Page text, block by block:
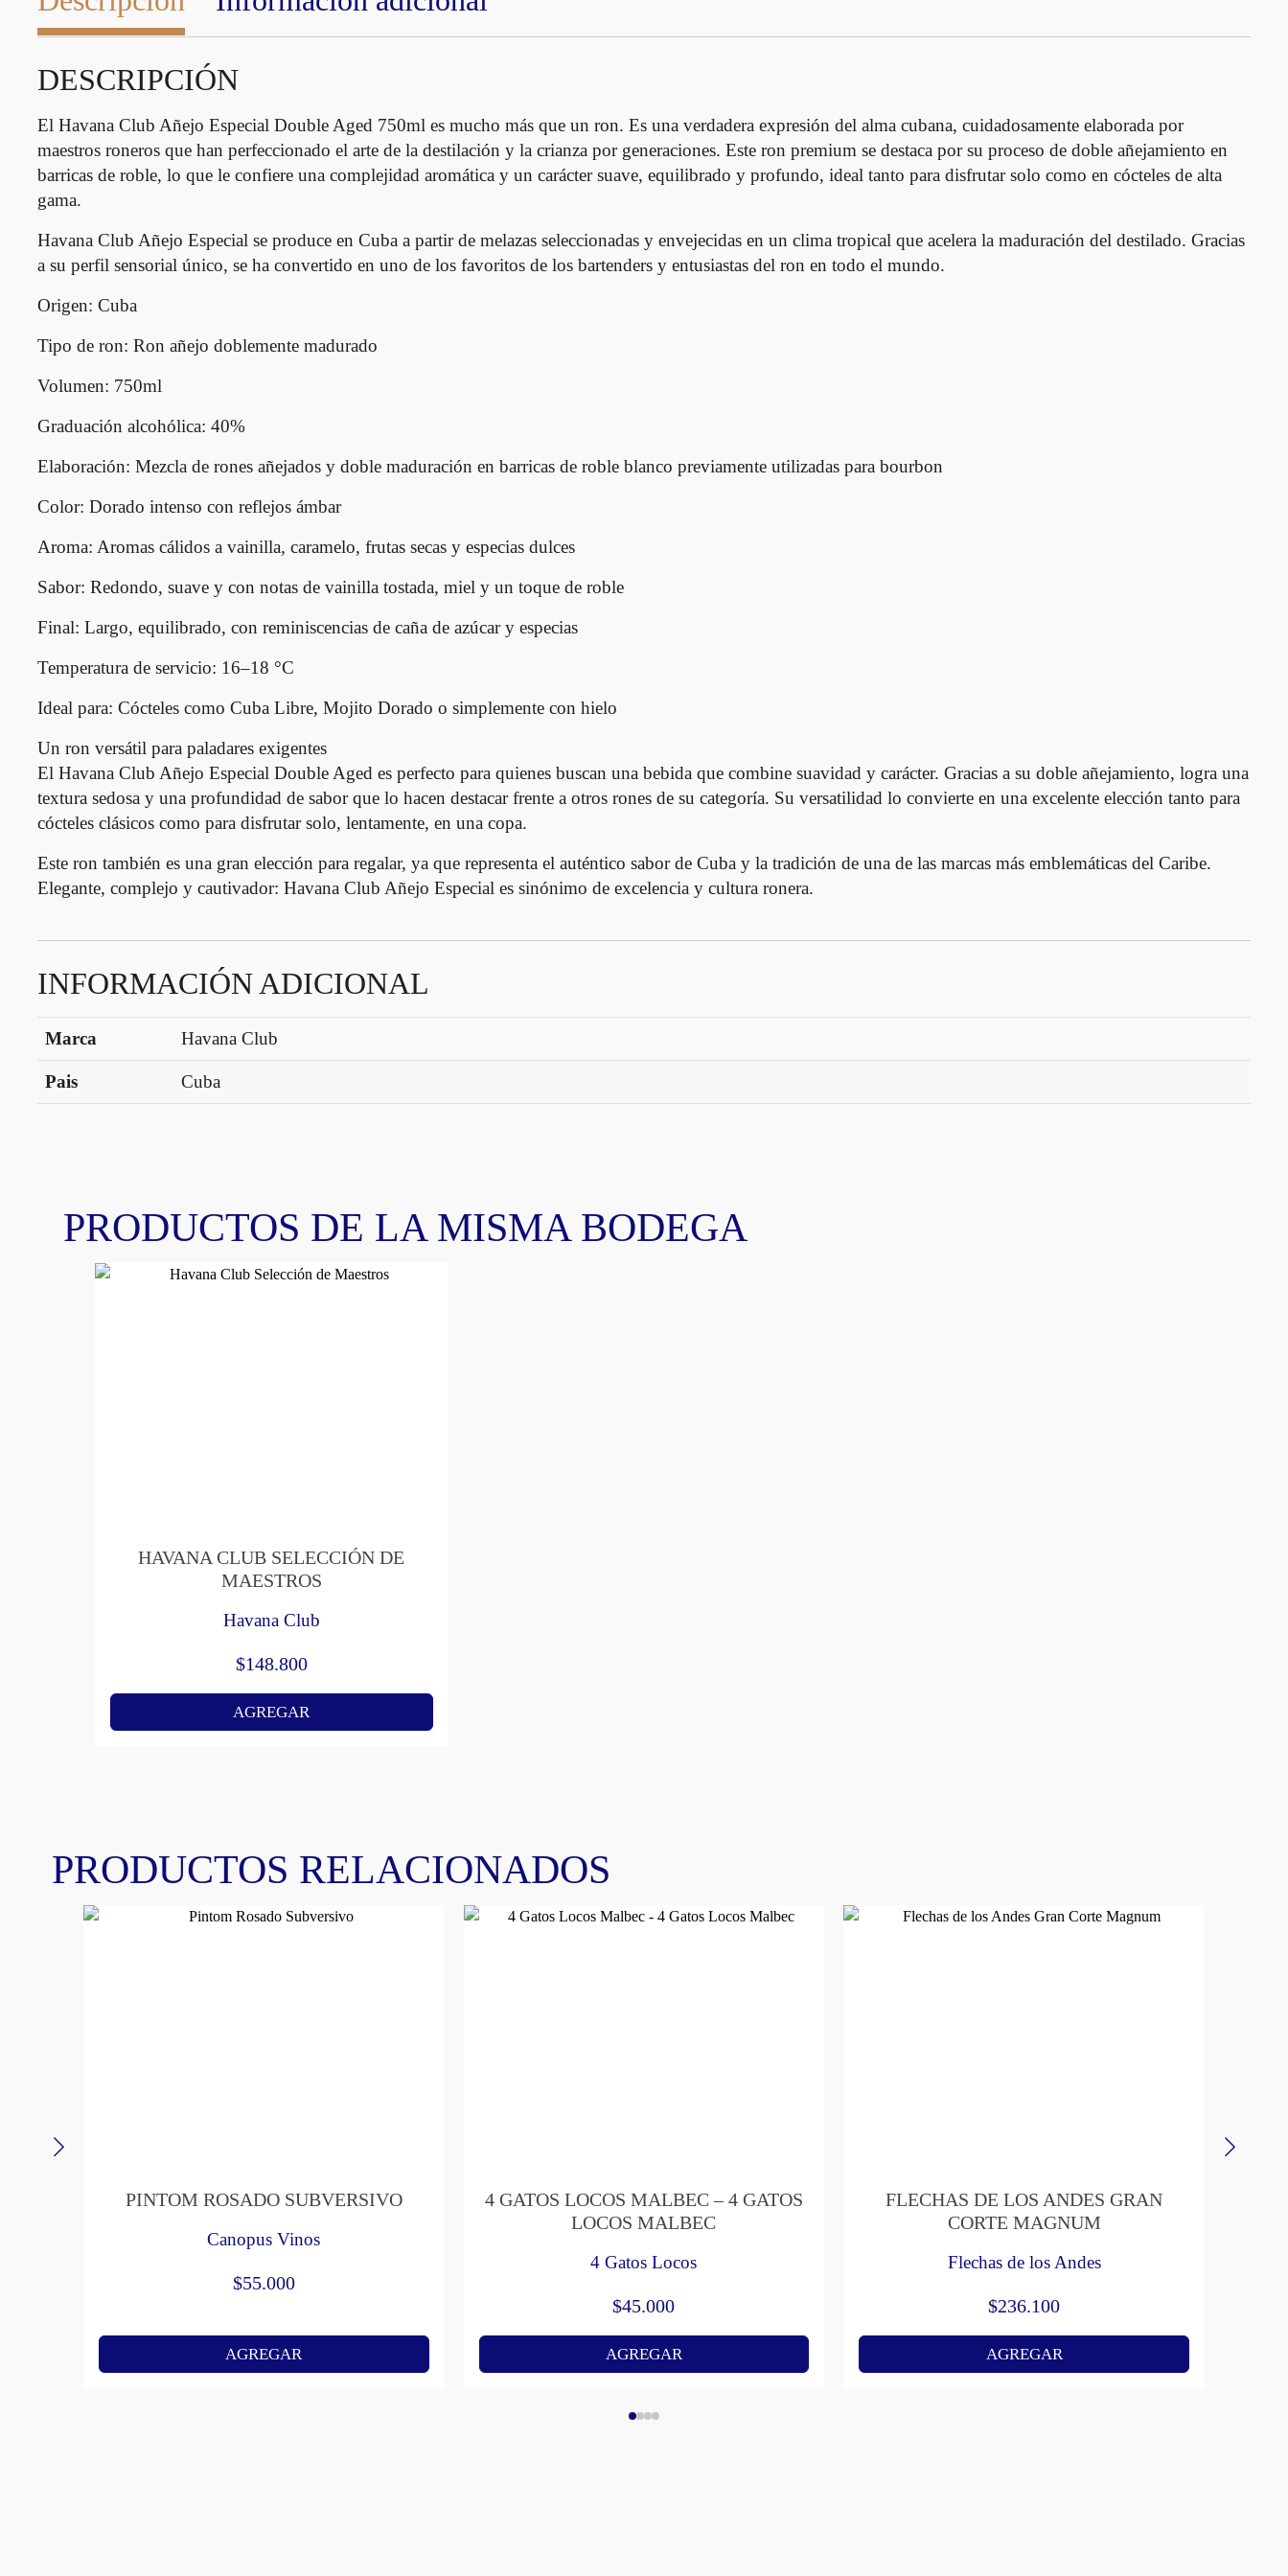
e
l
c
a
i
d
DESCRIPCIÓN
El Havana Club Añejo Especial Double Aged 750ml es mucho más que un ron. Es una verdadera expresión del alma cubana, cuidadosamente elaborada por
maestros roneros que han perfeccionado el arte de la destilación y la crianza por generaciones. Este ron premium se destaca por su proceso de doble añejamiento en
barricas de roble, lo que le confiere una complejidad aromática y un carácter suave, equilibrado y profundo, ideal tanto para disfrutar solo como en cócteles de alta
gama.
Havana Club Añejo Especial se produce en Cuba a partir de melazas seleccionadas y envejecidas en un clima tropical que acelera la maduración del destilado. Gracias
a su perfil sensorial único, se ha convertido en uno de los favoritos de los bartenders y entusiastas del ron en todo el mundo.
Origen: Cuba
Tipo de ron: Ron añejo doblemente madurado
Volumen: 750ml
Graduación alcohólica: 40%
Elaboración: Mezcla de rones añejados y doble maduración en barricas de roble blanco previamente utilizadas para bourbon
Color: Dorado intenso con reflejos ámbar
Aroma: Aromas cálidos a vainilla, caramelo, frutas secas y especias dulces
Sabor: Redondo, suave y con notas de vainilla tostada, miel y un toque de roble
Final: Largo, equilibrado, con reminiscencias de caña de azúcar y especias
Temperatura de servicio: 16–18 °C
Ideal para: Cócteles como Cuba Libre, Mojito Dorado o simplemente con hielo
Un ron versátil para paladares exigentes
El Havana Club Añejo Especial Double Aged es perfecto para quienes buscan una bebida que combine suavidad y carácter. Gracias a su doble añejamiento, logra una
textura sedosa y una profundidad de sabor que lo hacen destacar frente a otros rones de su categoría. Su versatilidad lo convierte en una excelente elección tanto para
cócteles clásicos como para disfrutar solo, lentamente, en una copa.
Este ron también es una gran elección para regalar, ya que representa el auténtico sabor de Cuba y la tradición de una de las marcas más emblemáticas del Caribe.
Elegante, complejo y cautivador: Havana Club Añejo Especial es sinónimo de excelencia y cultura ronera.
INFORMACIÓN ADICIONAL
Marca Havana Club
Pais Cuba
PRODUCTOS DE LA MISMA BODEGA
HAVANA CLUB SELECCIÓN DE
MAESTROS
Havana Club
$148.800
AGREGAR
PRODUCTOS RELACIONADOS
PINTOM ROSADO SUBVERSIVO
Canopus Vinos
$55.000
AGREGAR
4 GATOS LOCOS MALBEC – 4 GATOS
LOCOS MALBEC
4 Gatos Locos
$45.000
AGREGAR
FLECHAS DE LOS ANDES GRAN
CORTE MAGNUM
Flechas de los Andes
$236.100
AGREGAR